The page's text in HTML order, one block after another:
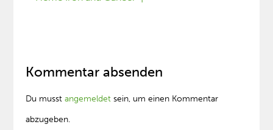
Kommentar absenden
Du musstangemeldet sein, um einen Kommentar
abzugeben.